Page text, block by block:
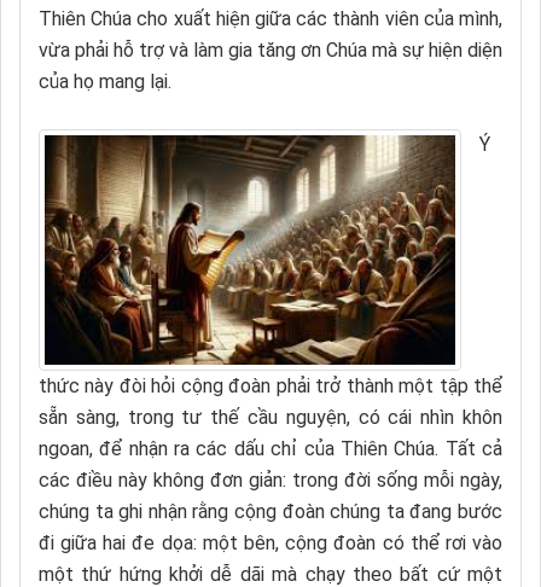
Thiên Chúa cho xuất hiện giữa các thành viên của mình,
vừa phải hỗ trợ và làm gia tăng ơn Chúa mà sự hiện diện
của họ mang lại.
Ý
thức này đòi hỏi cộng đoàn phải trở thành một tập thể
sẵn sàng, trong tư thế cầu nguyện, có cái nhìn khôn
ngoan, để nhận ra các dấu chỉ của Thiên Chúa. Tất cả
các điều này không đơn giản: trong đời sống mỗi ngày,
chúng ta ghi nhận rằng cộng đoàn chúng ta đang bước
đi giữa hai đe dọa: một bên, cộng đoàn có thể rơi vào
một thứ hứng khởi dễ dãi mà chạy theo bất cứ một